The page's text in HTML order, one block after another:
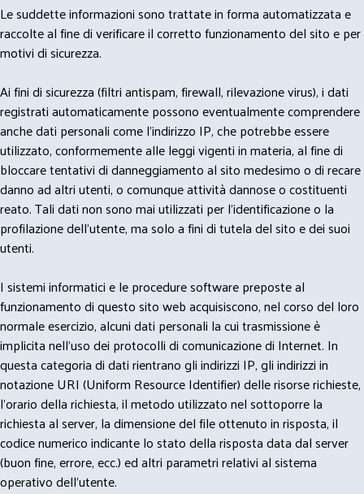
Le suddette informazioni sono trattate in forma automatizzata e
raccolte al fine di verificare il corretto funzionamento del sito e per
motivi di sicurezza.
Ai fini di sicurezza (filtri antispam, firewall, rilevazione virus), i dati
registrati automaticamente possono eventualmente comprendere
anche dati personali come l'indirizzo IP, che potrebbe essere
utilizzato, conformemente alle leggi vigenti in materia, al fine di
bloccare tentativi di danneggiamento al sito medesimo o di recare
danno ad altri utenti, o comunque attività dannose o costituenti
reato. Tali dati non sono mai utilizzati per l'identificazione o la
profilazione dell'utente, ma solo a fini di tutela del sito e dei suoi
utenti.
I sistemi informatici e le procedure software preposte al
funzionamento di questo sito web acquisiscono, nel corso del loro
normale esercizio, alcuni dati personali la cui trasmissione è
implicita nell'uso dei protocolli di comunicazione di Internet. In
questa categoria di dati rientrano gli indirizzi IP, gli indirizzi in
notazione URI (Uniform Resource Identifier) delle risorse richieste,
l'orario della richiesta, il metodo utilizzato nel sottoporre la
richiesta al server, la dimensione del file ottenuto in risposta, il
codice numerico indicante lo stato della risposta data dal server
(buon fine, errore, ecc.) ed altri parametri relativi al sistema
operativo dell'utente.